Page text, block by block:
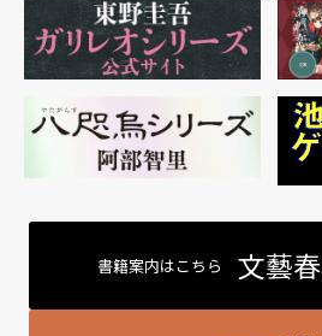
書籍案内はこちら 文藝